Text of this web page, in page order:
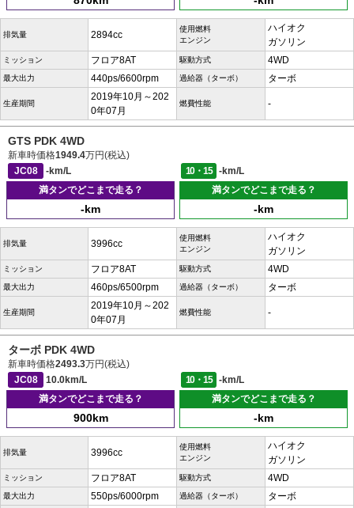
排気量 2894cc
使用燃料
エンジン
ハイオク
ガソリン
ミッション フロア8AT 駆動方式 4WD
最大出力 440ps/6600rpm 過給器（ターボ） ターボ
生産期間
2019年10月～202
0年07月
燃費性能 -
GTS PDK 4WD
新車時価格1949.4万円(税込)
JC08
-km/L 10・15
-km/L
満タンでどこまで走る？
-km
満タンでどこまで走る？
-km
排気量 3996cc
使用燃料
エンジン
ハイオク
ガソリン
ミッション フロア8AT 駆動方式 4WD
最大出力 460ps/6500rpm 過給器（ターボ） ターボ
生産期間
2019年10月～202
0年07月
燃費性能 -
ターボ PDK 4WD
新車時価格2493.3万円(税込)
JC08
10.0km/L 10・15
-km/L
満タンでどこまで走る？
900km
満タンでどこまで走る？
-km
排気量 3996cc
使用燃料
エンジン
ハイオク
ガソリン
ミッション フロア8AT 駆動方式 4WD
最大出力 550ps/6000rpm 過給器（ターボ） ターボ